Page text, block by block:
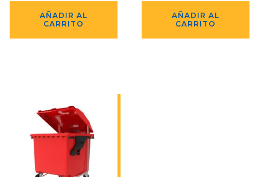
AÑADIR AL
CARRITO
AÑADIR AL
CARRITO